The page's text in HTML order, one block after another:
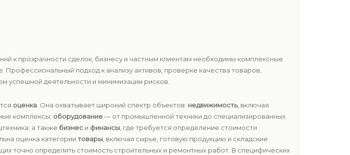
к прозрачности сделок, бизнесу и частным клиентам необходимы комплексные
подход к анализу активов, проверке качества товаров,
деятельности и минимизации рисков.
оценка . Она охватывает широкий спектр объектов: недвижимость, включая
комплексы; оборудование— от промышленной техники до специализированных
а также бизнес и финансы , где требуется определение стоимости
оценка категории товары , включая сырье, готовую продукцию и складские
точно определить стоимость строительных и ремонтных работ. В специфических